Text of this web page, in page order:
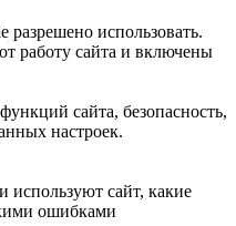
разрешено использовать.
работу сайта и включены
сайта, безопасность,
настроек.
используют сайт, какие
ошибками